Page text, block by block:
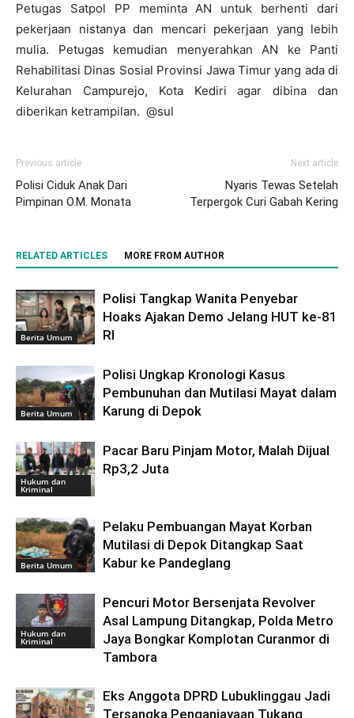
Petugas Satpol PP meminta AN untuk berhenti dari
pekerjaan nistanya dan mencari pekerjaan yang lebih
mulia. Petugas kemudian menyerahkan AN ke Panti
Rehabilitasi Dinas Sosial Provinsi Jawa Timur yang ada di
Kelurahan Campurejo, Kota Kediri agar dibina dan
diberikan ketrampilan. @sul
Previous article
Polisi Ciduk Anak Dari
Pimpinan O.M. Monata
Next article
Nyaris Tewas Setelah
Terpergok Curi Gabah Kering
RELATED ARTICLES MORE FROM AUTHOR
Berita Umum
Polisi Tangkap Wanita Penyebar
Hoaks Ajakan Demo Jelang HUT ke-81
RI
Berita Umum
Polisi Ungkap Kronologi Kasus
Pembunuhan dan Mutilasi Mayat dalam
Karung di Depok
Hukum dan
Kriminal
Pacar Baru Pinjam Motor, Malah Dijual
Rp3,2 Juta
Berita Umum
Pelaku Pembuangan Mayat Korban
Mutilasi di Depok Ditangkap Saat
Kabur ke Pandeglang
Hukum dan
Kriminal
Pencuri Motor Bersenjata Revolver
Asal Lampung Ditangkap, Polda Metro
Jaya Bongkar Komplotan Curanmor di
Tambora
Eks Anggota DPRD Lubuklinggau Jadi
Tersangka Penganiayaan Tukang